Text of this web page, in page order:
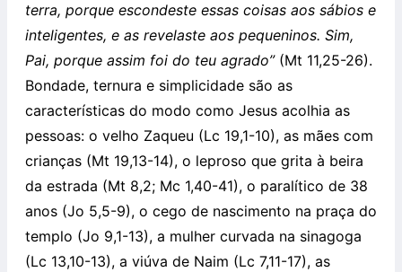
terra, porque escondeste essas coisas aos sábios e
inteligentes, e as revelaste aos pequeninos. Sim,
Pai, porque assim foi do teu agrado”(Mt 11,25-26).
Bondade, ternura e simplicidade são as
características do modo como Jesus acolhia as
pessoas: o velho Zaqueu (Lc 19,1-10), as mães com
crianças (Mt 19,13-14), o leproso que grita à beira
da estrada (Mt 8,2; Mc 1,40-41), o paralítico de 38
anos (Jo 5,5-9), o cego de nascimento na praça do
templo (Jo 9,1-13), a mulher curvada na sinagoga
(Lc 13,10-13), a viúva de Naim (Lc 7,11-17), as